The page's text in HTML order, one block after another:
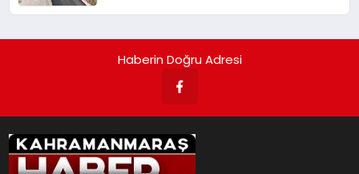
Haberin Doğru Adresi